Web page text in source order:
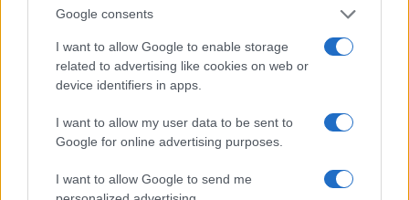
Google consents
I want to allow Google to enable storage
related to advertising like cookies on web or
device identifiers in apps.
I want to allow my user data to be sent to
Google for online advertising purposes.
I want to allow Google to send me
Gender Pay Gap: le lavoratrici americane guadagnano 81
centesimi per ogni dollaro maschile
Francesca Spadaro · 5 Ago 2026